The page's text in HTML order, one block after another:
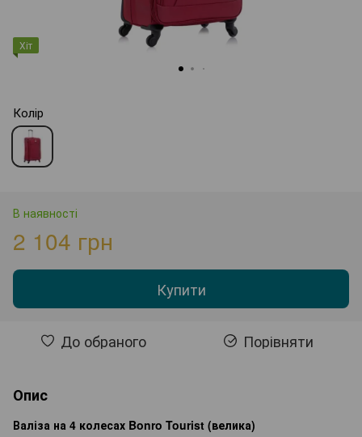
Хіт
Колір
В наявності
2 104 грн
Купити
До обраного Порівняти
Опис
Валіза на 4 колесах Bonro Tourist (велика)